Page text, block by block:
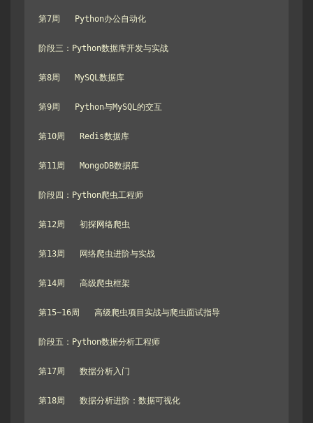
第7周   Python办公自动化
阶段三：Python数据库开发与实战
第8周   MySQL数据库
第9周   Python与MySQL的交互
第10周   Redis数据库
第11周   MongoDB数据库
阶段四：Python爬虫工程师
第12周   初探网络爬虫
第13周   网络爬虫进阶与实战
第14周   高级爬虫框架
第15~16周   高级爬虫项目实战与爬虫面试指导
阶段五：Python数据分析工程师
第17周   数据分析入门
第18周   数据分析进阶：数据可视化